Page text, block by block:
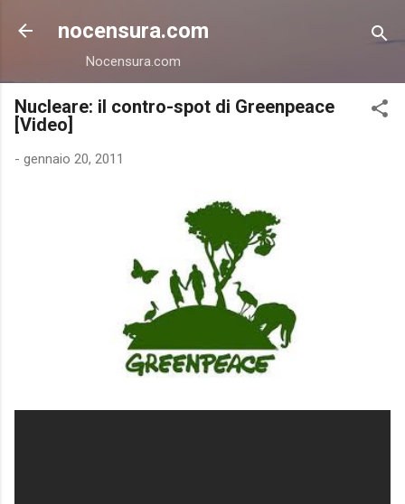
Passa ai contenuti principali
nocensura.com
Nocensura.com
Nucleare: il contro-spot di Greenpeace
[Video]
- gennaio 20, 2011